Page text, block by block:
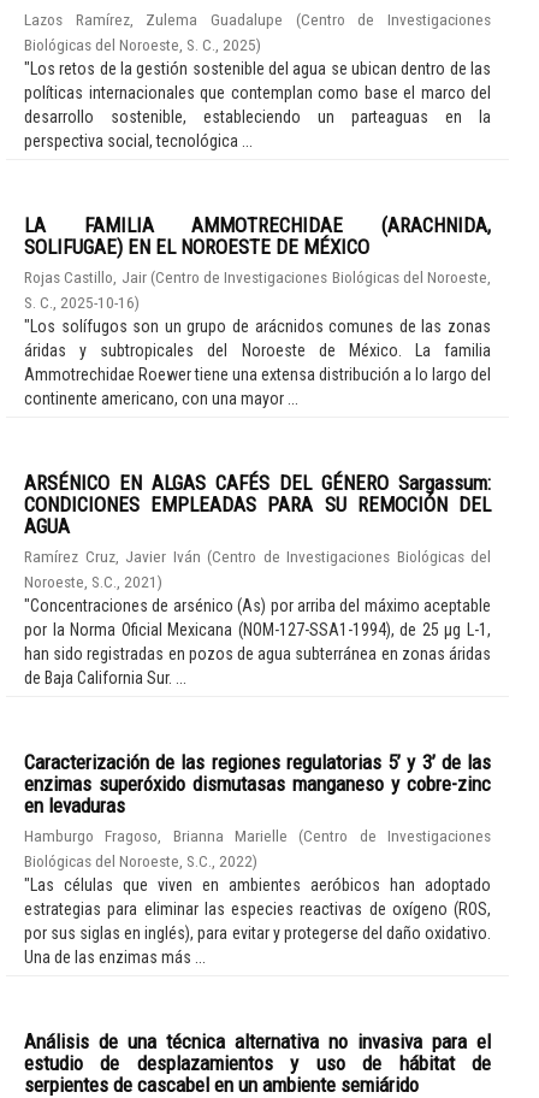
Lazos Ramírez, Zulema Guadalupe (Centro de Investigaciones
Biológicas del Noroeste, S. C.
2025)
"Los retos de la gestión sostenible del agua se ubican dentro de las
políticas internacionales que contemplan como base el marco del
desarrollo sostenible, estableciendo un parteaguas en la
perspectiva social, tecnológica ...
LA FAMILIA AMMOTRECHIDAE (ARACHNIDA,
SOLIFUGAE) EN EL NOROESTE DE MÉXICO
Rojas Castillo, Jair (Centro de Investigaciones Biológicas del Noroeste,
S. C.
2025-10-16)
"Los solífugos son un grupo de arácnidos comunes de las zonas
áridas y subtropicales del Noroeste de México. La familia
Ammotrechidae Roewer tiene una extensa distribución a lo largo del
continente americano, con una mayor ...
ARSÉNICO EN ALGAS CAFÉS DEL GÉNERO Sargassum:
CONDICIONES EMPLEADAS PARA SU REMOCIÓN DEL
AGUA
Ramírez Cruz, Javier Iván (Centro de Investigaciones Biológicas del
Noroeste, S.C.
2021)
"Concentraciones de arsénico (As) por arriba del máximo aceptable
por la Norma Oficial Mexicana (NOM-127-SSA1-1994), de 25 µg L-1,
han sido registradas en pozos de agua subterránea en zonas áridas
de Baja California Sur. ...
Caracterización de las regiones regulatorias 5’ y 3’ de las
enzimas superóxido dismutasas manganeso y cobre-zinc
en levaduras
Hamburgo Fragoso, Brianna Marielle (Centro de Investigaciones
Biológicas del Noroeste, S.C.
2022)
"Las células que viven en ambientes aeróbicos han adoptado
estrategias para eliminar las especies reactivas de oxígeno (ROS,
por sus siglas en inglés), para evitar y protegerse del daño oxidativo.
Una de las enzimas más ...
Análisis de una técnica alternativa no invasiva para el
estudio de desplazamientos y uso de hábitat de
serpientes de cascabel en un ambiente semiárido